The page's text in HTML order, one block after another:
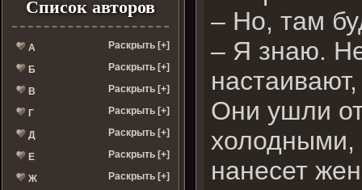
Список авторов
А Раскрыть [+]
Б Раскрыть [+]
В Раскрыть [+]
Г Раскрыть [+]
Д Раскрыть [+]
Е Раскрыть [+]
Ж Раскрыть [+]
– Но, там
– Я знаю.
Они ушли
холодными,
нанесет